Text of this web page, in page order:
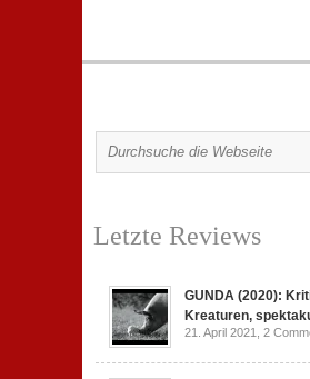
Letzte Reviews
GUNDA (2020):
Kreaturen,
21. April 2021, 2